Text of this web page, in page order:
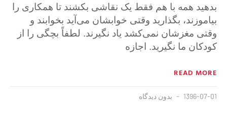
بدهید همه با هم فقط یک نقاشی بکشند تا همکاری را
بیاموزند، بگذارید وقتی خوابشان می‌آید بخوابند و
وقتی مغزشان نمی‌کشد یاد نگیرند. لطفاً بچگی را از
کودکان ما نگیرید. اجازه
READ MORE
1396-07-01 بدون دیدگاه